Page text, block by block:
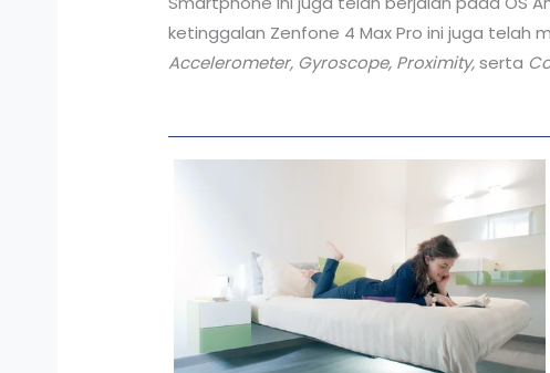
ketinggalan Zenfone 4 Max Pro ini juga telah
Accelerometer, Gyroscope, Proximity,serta